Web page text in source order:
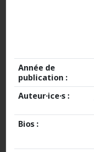
Année de
publication :
Auteur·ice·s :
Bios :